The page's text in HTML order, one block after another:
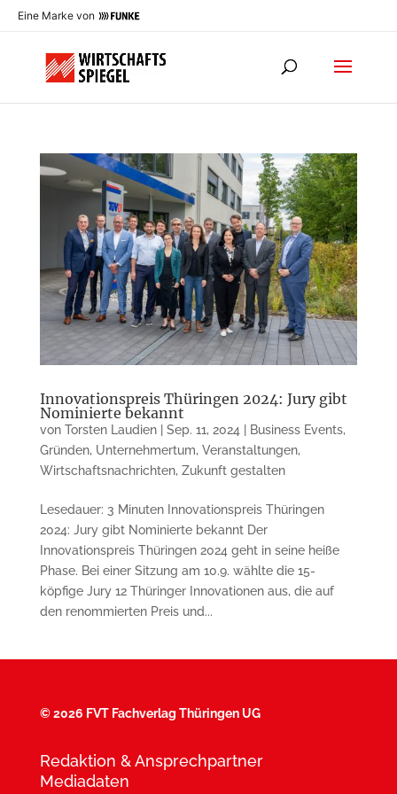
Eine Marke von
Innovationspreis Thüringen 2024: Jury gibt
Nominierte bekannt
von Torsten Laudien| Sep. 11, 2024 Business Events,
Gründen, Unternehmertum, Veranstaltungen,
Wirtschaftsnachrichten, Zukunft gestalten
Lesedauer: 3 Minuten Innovationspreis Thüringen
2024: Jury gibt Nominierte bekannt Der
Innovationspreis Thüringen 2024 geht in seine heiße
Phase. Bei einer Sitzung am 10.9. wählte die 15-
köpfige Jury 12 Thüringer Innovationen aus, die auf
den renommierten Preis und...
©2026 FVT Fachverlag Thüringen UG
Redaktion & Ansprechpartner
Mediadaten